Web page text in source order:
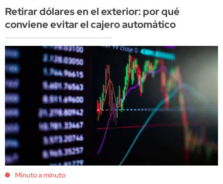
Retirar dólares en el exterior: por qué
conviene evitar el cajero automático
Minuto a minuto